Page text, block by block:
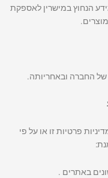
הנחוץ במישרין לאספקת
של החברה ובאחריותה.
פרטיות זו או על פי
באתרים .